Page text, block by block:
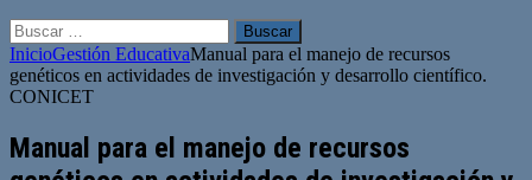
Buscar:
InicioGestión EducativaManual para el manejo de recursos
genéticos en actividades de investigación y desarrollo científico.
CONICET
Manual para el manejo de recursos